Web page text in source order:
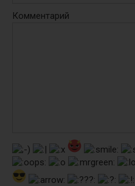
Комментарий